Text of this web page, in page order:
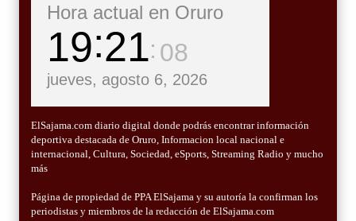
Hora actual en Oruro
19 21 09
jueves, agosto 6, 2026
ElSajama.com diario digital donde podrás encontrar información
deportiva destacada de Oruro, Informacion local nacional e
internacional, Cultura, Sociedad, eSports, Streaming Radio y mucho
más
Página de propiedad de PPA ElSajama y su autoría la confirman los
periodistas y miembros de la redacción de ElSajama.com